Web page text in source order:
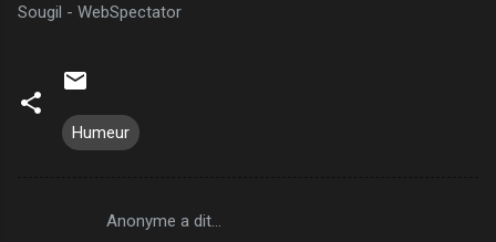
Sougil - WebSpectator
Humeur
Anonyme a dit…